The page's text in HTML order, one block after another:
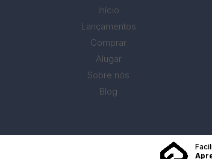
Início
Lançamentos
Comprar
Alugar
Sobre nós
Blog